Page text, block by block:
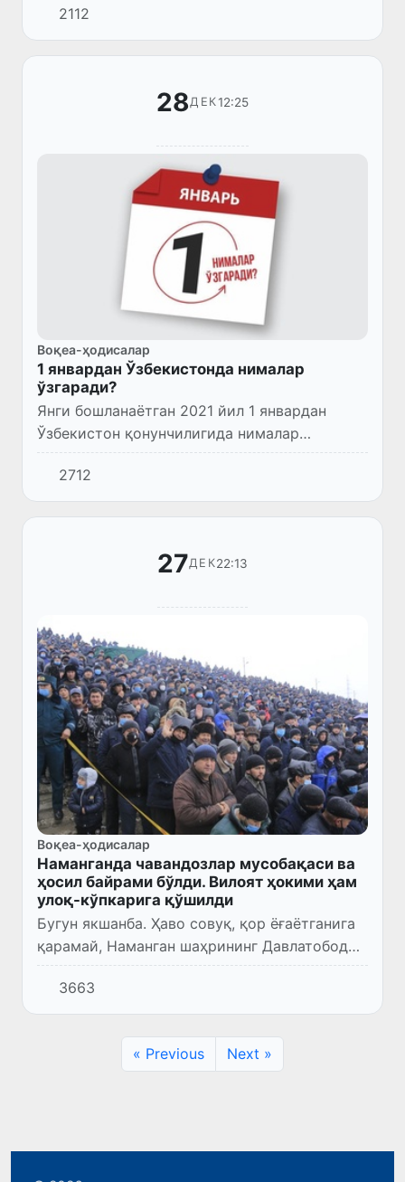
2112
28ДЕК12:25
Воқеа-ҳодисалар
1 январдан Ўзбекистонда нималар
ўзгаради?
Янги бошланаётган 2021 йил 1 январдан
Ўзбекистон қонунчилигида нималар
ўзгаради?
2712
27ДЕК22:13
Воқеа-ҳодисалар
Наманганда чавандозлар мусобақаси ва
ҳосил байрами бўлди. Вилоят ҳокими ҳам
улоқ-кўпкарига қўшилди
Бугун якшанба. Ҳаво совуқ, қор ёғаётганига
қарамай, Наманган шаҳрининг Давлатобод
тумани ҳудудида жойлашган «Отчопар»да
Тўрақўрғон тумани ҳосил байрами ва улоқ
мусобақаси ўтказилди...
3663
« Previous Next »